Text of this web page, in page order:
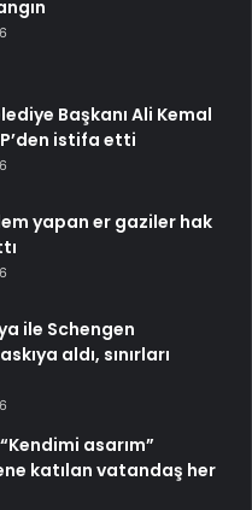
Başkanı Ali Kemal
istifa etti
yapan er gaziler hak
ile Schengen
aldı, sınırları
asarım”
katılan vatandaş her